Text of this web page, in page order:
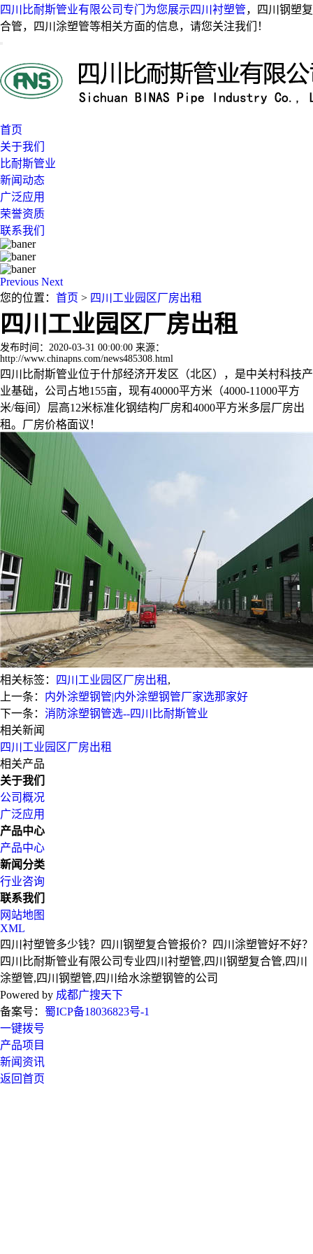
四川比耐斯管业有限公司专门为您展示四川衬塑管，四川钢塑复
合管，四川涂塑管等相关方面的信息，请您关注我们！
首页
关于我们
比耐斯管业
新闻动态
广泛应用
荣誉资质
联系我们
Previous Next
您的位置： 首页 > 四川工业园区厂房出租
四川工业园区厂房出租
发布时间：2020-03-31 00:00:00 来源：
http://www.chinapns.com/news485308.html
四川比耐斯管业位于什邡经济开发区（北区），是中关村科技产
业基础，公司占地155亩，现有40000平方米（4000-11000平方
米/每间）层高12米标准化钢结构厂房和4000平方米多层厂房出
租。厂房价格面议！
相关标签： 四川工业园区厂房出租 ,
上一条： 内外涂塑钢管|内外涂塑钢管厂家选那家好
下一条： 消防涂塑钢管选--四川比耐斯管业
相关新闻
四川工业园区厂房出租
相关产品
关于我们
公司概况
广泛应用
产品中心
产品中心
新闻分类
行业咨询
联系我们
网站地图
XML
四川衬塑管多少钱？四川钢塑复合管报价？四川涂塑管好不好？
四川比耐斯管业有限公司专业四川衬塑管,四川钢塑复合管,四川
涂塑管,四川钢塑管,四川给水涂塑钢管的公司
Powered by 成都广搜天下
备案号： 蜀ICP备18036823号-1
一键拨号
产品项目
新闻资讯
返回首页